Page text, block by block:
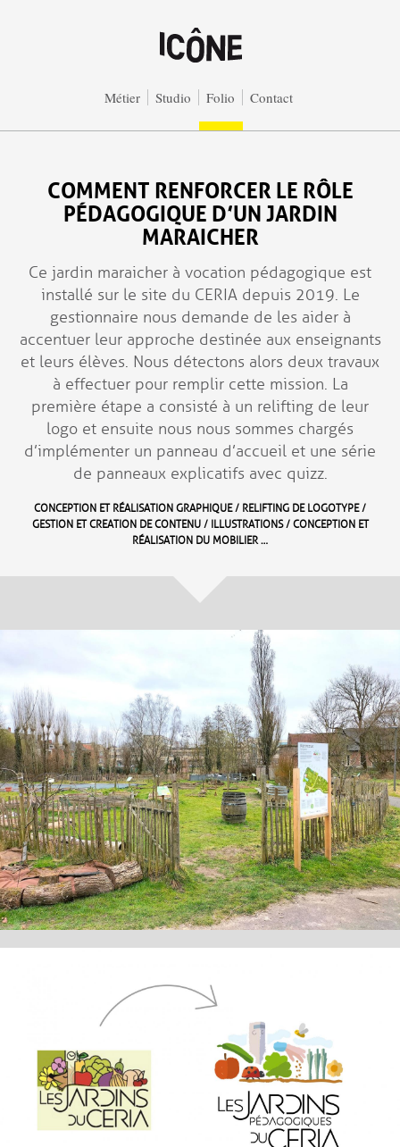
Métier Studio Folio Contact
COMMENT RENFORCER LE RÔLE
PÉDAGOGIQUE D’UN JARDIN
MARAICHER
Ce jardin maraicher à vocation pédagogique est
installé sur le site du CERIA depuis 2019. Le
gestionnaire nous demande de les aider à
accentuer leur approche destinée aux enseignants
et leurs élèves. Nous détectons alors deux travaux
à effectuer pour remplir cette mission. La
première étape a consisté à un relifting de leur
logo et ensuite nous nous sommes chargés
d’implémenter un panneau d’accueil et une série
de panneaux explicatifs avec quizz.
CONCEPTION ET RÉALISATION GRAPHIQUE / RELIFTING DE LOGOTYPE /
GESTION ET CREATION DE CONTENU / ILLUSTRATIONS / CONCEPTION ET
RÉALISATION DU MOBILIER …